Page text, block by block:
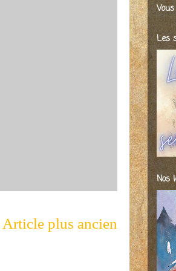
Article plus ancien
Les
Nos